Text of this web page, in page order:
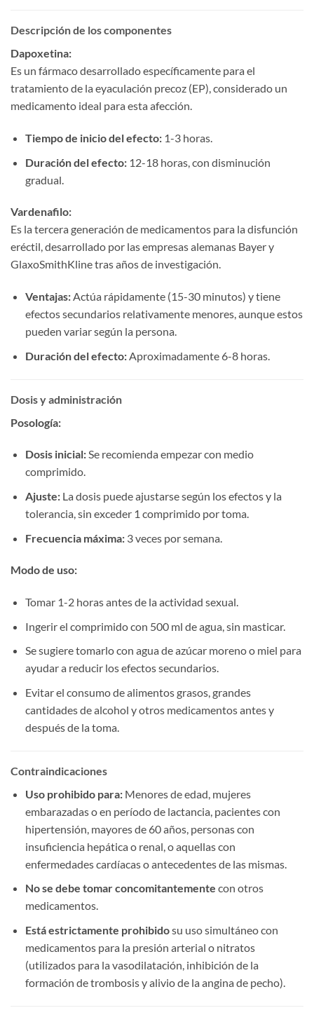
Descripción de los componentes
Dapoxetina:​
Es un fármaco desarrollado específicamente para el
tratamiento de la eyaculación precoz (EP), considerado un
medicamento ideal para esta afección.
Tiempo de inicio del efecto:​​ 1-3 horas.
Duración del efecto:​​ 12-18 horas, con disminución
gradual.
Vardenafilo:​
Es la tercera generación de medicamentos para la disfunción
eréctil, desarrollado por las empresas alemanas Bayer y
GlaxoSmithKline tras años de investigación.
Ventajas:​​ Actúa rápidamente (15-30 minutos) y tiene
efectos secundarios relativamente menores, aunque estos
pueden variar según la persona.
Duración del efecto:​​ Aproximadamente 6-8 horas.
Dosis y administración
Posología:​
Dosis inicial:​​ Se recomienda empezar con medio
comprimido.
Ajuste:​​ La dosis puede ajustarse según los efectos y la
tolerancia, sin exceder 1 comprimido por toma.
Frecuencia máxima:​​ 3 veces por semana.
Modo de uso:​
Tomar 1-2 horas antes de la actividad sexual.
Ingerir el comprimido con 500 ml de agua, sin masticar.
Se sugiere tomarlo con agua de azúcar moreno o miel para
ayudar a reducir los efectos secundarios.
Evitar el consumo de alimentos grasos, grandes
cantidades de alcohol y otros medicamentos antes y
después de la toma.
Contraindicaciones
Uso prohibido para:​​ Menores de edad, mujeres
embarazadas o en período de lactancia, pacientes con
hipertensión, mayores de 60 años, personas con
insuficiencia hepática o renal, o aquellas con
enfermedades cardíacas o antecedentes de las mismas.
No se debe tomar concomitantemente ​ con otros
medicamentos.
Está estrictamente prohibido​ su uso simultáneo con
medicamentos para la presión arterial o nitratos
(utilizados para la vasodilatación, inhibición de la
formación de trombosis y alivio de la angina de pecho).